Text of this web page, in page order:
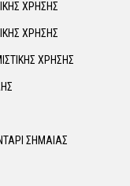
ΧΡΗΣΗΣ
ΧΡΗΣΗΣ
ΧΡΗΣΗΣ
ΣΗΜΑΙΑΣ